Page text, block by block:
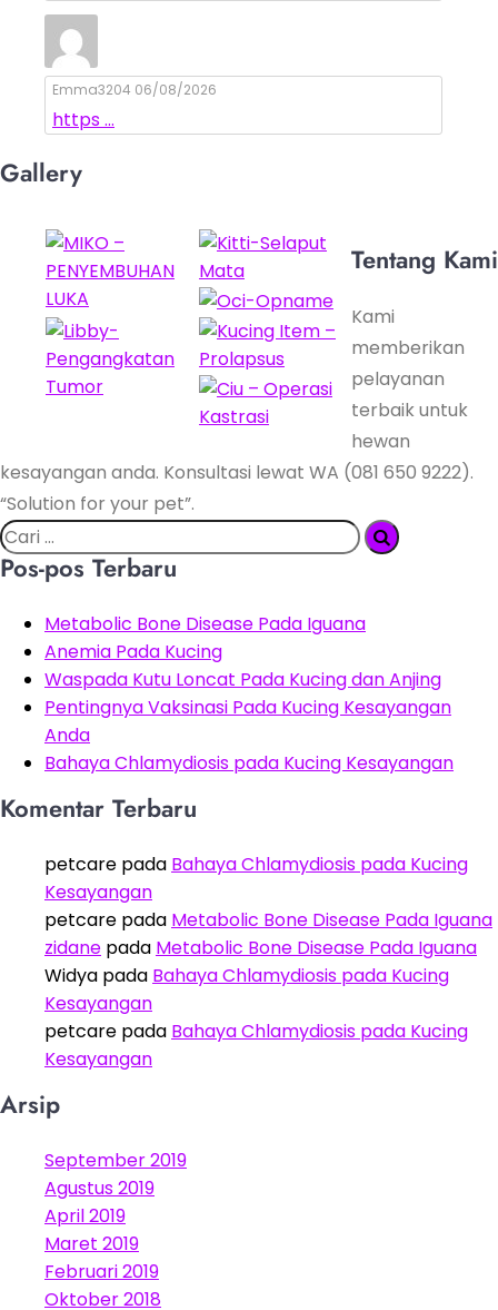
Emma3204 06/08/2026
https ...
Gallery
Tentang Kami
Kami
memberikan
pelayanan
terbaik untuk
hewan
kesayangan anda. Konsultasi lewat WA (081 650 9222).
“Solution for your pet”.
Pos-pos Terbaru
Metabolic Bone Disease Pada Iguana
Anemia Pada Kucing
Waspada Kutu Loncat Pada Kucing dan Anjing
Pentingnya Vaksinasi Pada Kucing Kesayangan
Anda
Bahaya Chlamydiosis pada Kucing Kesayangan
Komentar Terbaru
petcare pada Bahaya Chlamydiosis pada Kucing
Kesayangan
petcare pada Metabolic Bone Disease Pada Iguana
zidane pada Metabolic Bone Disease Pada Iguana
Widya pada Bahaya Chlamydiosis pada Kucing
Kesayangan
petcare pada Bahaya Chlamydiosis pada Kucing
Kesayangan
Arsip
September 2019
Agustus 2019
April 2019
Maret 2019
Februari 2019
Oktober 2018